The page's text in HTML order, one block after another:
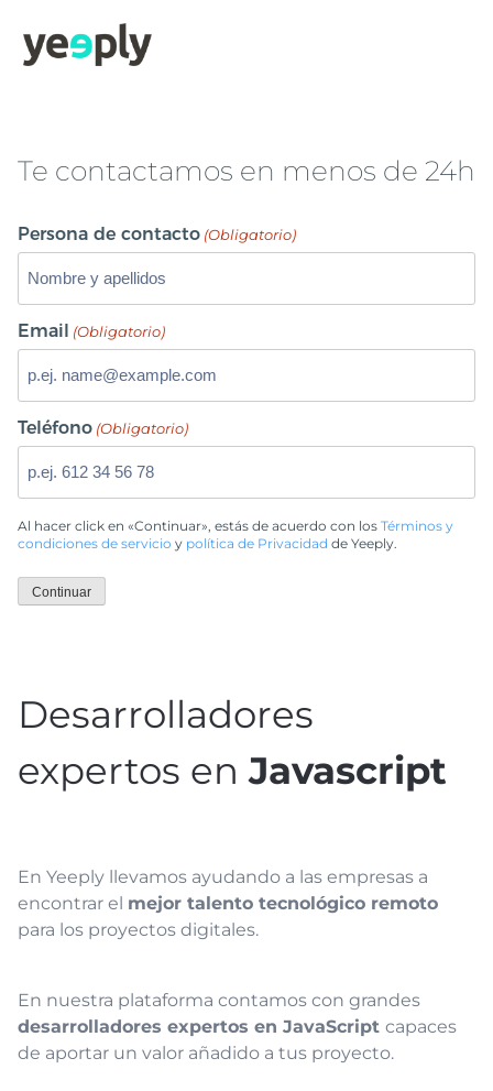
Desarrolladores
expertos enJavascript
En Yeeply llevamos ayudando a las empresas a
encontrar el mejor talento tecnológico remoto
para los proyectos digitales.
En nuestra plataforma contamos con grandes
desarrolladores expertos en JavaScript capaces
de aportar un valor añadido a tus proyecto.
Te contactamos en menos de 24h
Persona de contacto (Obligatorio)
Email (Obligatorio)
Teléfono (Obligatorio)
Al hacer click en «Continuar», estás de acuerdo con los Términos y
condiciones de servicio y política de Privacidad de Yeeply.
Continuar